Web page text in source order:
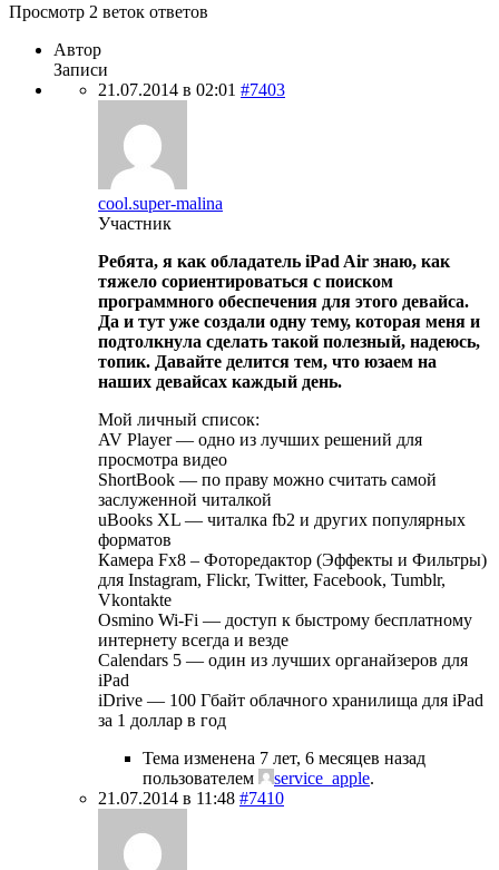
Просмотр 2 веток ответов
Автор
Записи
21.07.2014 в 02:01 #7403
cool.super-malina
Участник
Ребята, я как обладатель iPad Air знаю, как
тяжело сориентироваться с поиском
программного обеспечения для этого девайса.
Да и тут уже создали одну тему, которая меня и
подтолкнула сделать такой полезный, надеюсь,
топик. Давайте делится тем, что юзаем на
наших девайсах каждый день.
Мой личный список:
AV Player — одно из лучших решений для
просмотра видео
ShortBook — по праву можно считать самой
заслуженной читалкой
uBooks XL — читалка fb2 и других популярных
форматов
Камера Fx8 – Фоторедактор (Эффекты и Фильтры)
для Instagram, Flickr, Twitter, Facebook, Tumblr,
Vkontakte
Osmino Wi-Fi — доступ к быстрому бесплатному
интернету всегда и везде
Calendars 5 — один из лучших органайзеров для
iPad
iDrive — 100 Гбайт облачного хранилища для iPad
за 1 доллар в год
Тема изменена 7 лет, 6 месяцев назад
пользователем
service_apple.
21.07.2014 в 11:48 #7410